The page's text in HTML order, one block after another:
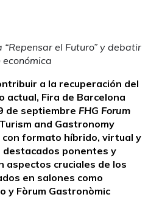
el Futuro” y debatir
a la recuperación del
actual, Fira de Barcelona
de septiembre FHG Forum
and Gastronomy
con formato híbrido, virtual y
destacados ponentes y
aspectos cruciales de los
en salones como
y Fòrum Gastronòmic